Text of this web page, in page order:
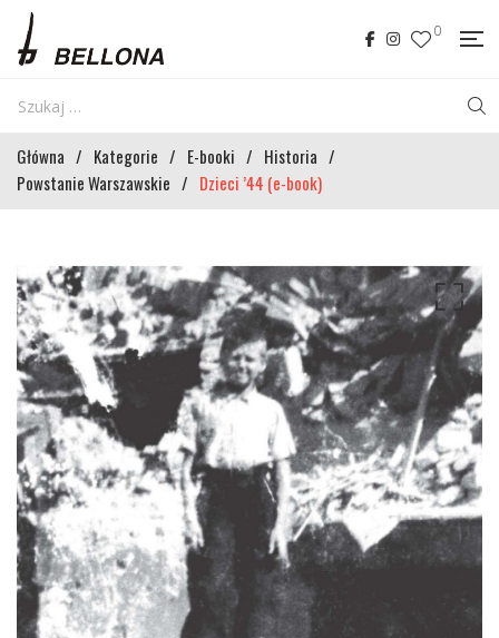
0
Główna / Kategorie / E-booki / Historia /
Powstanie Warszawskie / Dzieci ’44 (e-book)